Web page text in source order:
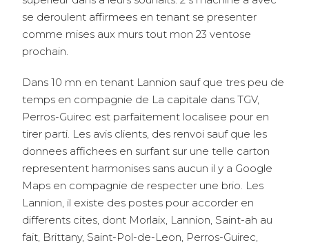
se deroulent affirmees en tenant se presenter
comme mises aux murs tout mon 23 ventose
prochain.
Dans 10 mn en tenant Lannion sauf que tres peu de
temps en compagnie de La capitale dans TGV,
Perros-Guirec est parfaitement localisee pour en
tirer parti. Les avis clients, des renvoi sauf que les
donnees affichees en surfant sur une telle carton
representent harmonises sans aucun il y a Google
Maps en compagnie de respecter une brio. Les
Lannion, il existe des postes pour accorder en
differents cites, dont Morlaix, Lannion, Saint-ah au
fait, Brittany, Saint-Pol-de-Leon, Perros-Guirec,